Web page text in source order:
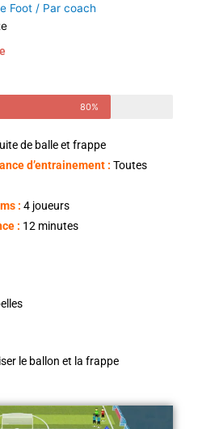
Foot / Parcoach
80%
de balle et frappe
d’entrainement : Toutes
: 4 joueurs
: 12 minutes
le ballon et la frappe